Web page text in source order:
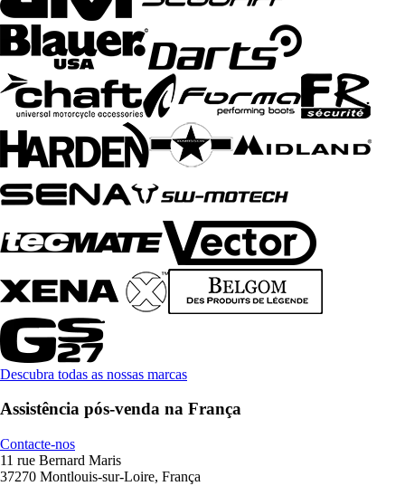
Descubra todas as nossas marcas
Assistência pós-venda na França
Contacte-nos
11 rue Bernard Maris
37270 Montlouis-sur-Loire, França